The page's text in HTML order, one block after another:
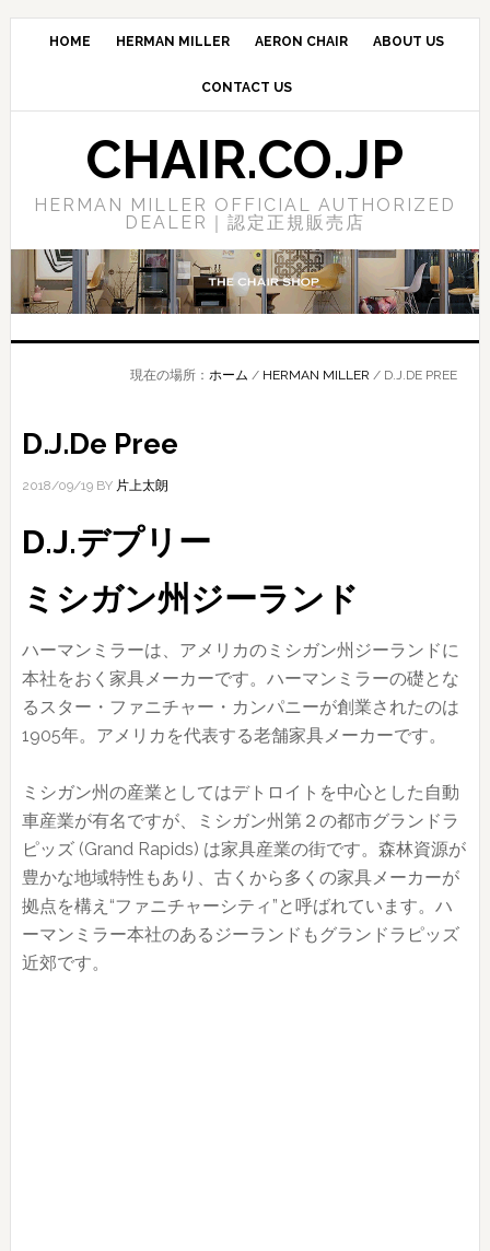
Skip
Skip
Skip
HOME HERMAN MILLER AERON CHAIR ABOUT US
CONTACT US
CHAIR.CO.JP
HERMAN MILLER OFFICIAL AUTHORIZED
DEALER｜認定正規販売店
現在の場所： ホーム / HERMAN MILLER / D.J.DE PREE
D.J.De Pree
2018/09/19BY 片上太朗
D.J.デプリー
ミシガン州ジーランド
ハーマンミラーは、アメリカのミシガン州ジーランドに
本社をおく家具メーカーです。ハーマンミラーの礎とな
るスター・ファニチャー・カンパニーが創業されたのは
1905年。アメリカを代表する老舗家具メーカーです。
ミシガン州の産業としてはデトロイトを中心とした自動
車産業が有名ですが、ミシガン州第２の都市グランドラ
ピッズ (Grand Rapids) は家具産業の街です。森林資源が
豊かな地域特性もあり、古くから多くの家具メーカーが
拠点を構え“ファニチャーシティ”と呼ばれています。ハ
ーマンミラー本社のあるジーランドもグランドラピッズ
近郊です。